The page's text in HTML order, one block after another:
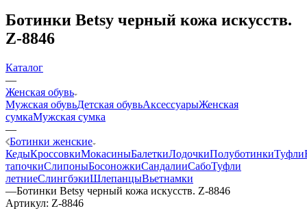
Ботинки Betsy черный кожа искусств.
Z-8846
Каталог
—
Женская обувь
Мужская обувьДетская обувьАксессуарыЖенская
сумкаМужская сумка
—
Ботинки женские
КедыКроссовкиМокасиныБалеткиЛодочкиПолуботинкиТуфли
тапочкиСлипоныБосоножкиСандалииСабоТуфли
летниеСлингбэкиШлепанцыВьетнамки
—Ботинки Betsy черный кожа искусств. Z-8846
Артикул: Z-8846